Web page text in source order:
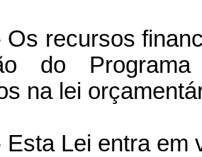
Os recursos
do
na lei
Esta Lei entra